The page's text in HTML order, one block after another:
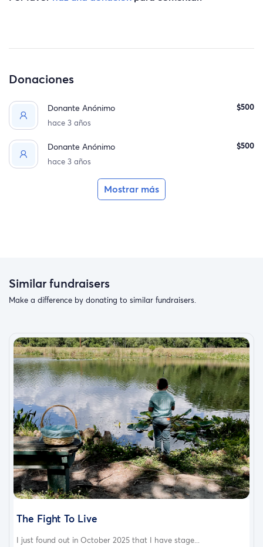
Donaciones
Donante Anónimo
hace 3 años
$500
Donante Anónimo
hace 3 años
$500
Mostrar más
Similar fundraisers
Make a difference by donating to similar fundraisers.
The Fight To Live
I just found out in October 2025 that I have stage...